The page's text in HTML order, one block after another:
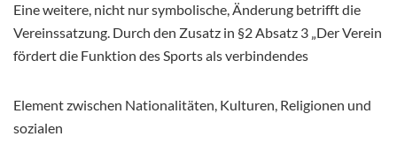
Eine weitere, nicht nur symbolische, Änderung betrifft die
Vereinssatzung. Durch den Zusatz in §2 Absatz 3 „Der Verein
fördert die Funktion des Sports als verbindendes
Element zwischen Nationalitäten, Kulturen, Religionen und
sozialen